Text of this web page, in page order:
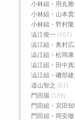
小林組・用丸
小林組・山本
小林組・野村隆
澁江俊一 (667)
澁江組・奥村広
澁江組・松岡康
澁江組・田中
澁江組・磯部建
道山智之 (61)
門田陽 (189)
門田組・宮田知
門田組・岡安徹